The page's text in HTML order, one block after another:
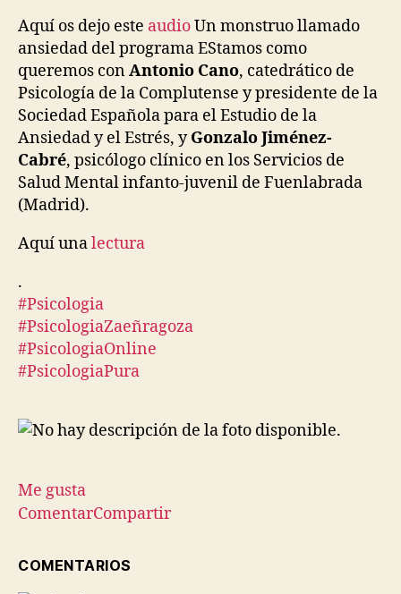
Aquí os dejo este audioUn monstruo llamado
ansiedad del programa EStamos como
queremos conAntonio Cano, catedrático de
Psicología de la Complutense y presidente de la
Sociedad Española para el Estudio de la
Ansiedad y el Estrés, yGonzalo Jiménez-
Cabré, psicólogo clínico en los Servicios de
Salud Mental infanto-juvenil de Fuenlabrada
(Madrid).
Aquí unalectura
.
#Psicologia
#PsicologiaZaeñragoza
#PsicologiaOnline
#PsicologiaPura
Me gusta
ComentarCompartir
COMENTARIOS